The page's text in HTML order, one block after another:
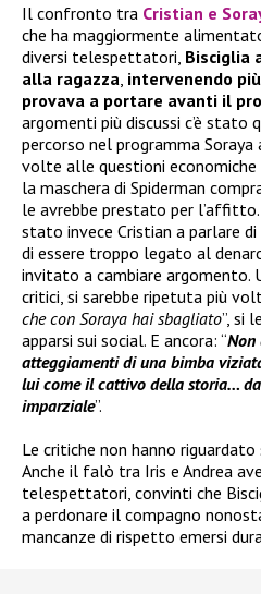
Il confronto tra Cristian e
che ha maggiormente
diversi telespettatori, Bisciglia
alla ragazza intervenendo
provava a portare avanti il
argomenti più discussi c’è
percorso nel programma
volte alle questioni economiche
la maschera di Spiderman
le avrebbe prestato per
stato invece Cristian a parlare
di essere troppo legato al
invitato a cambiare argomento.
critici, si sarebbe ripetuta più
che con Soraya hai sbagliato”, si
apparsi sui social. E ancora: “Non
atteggiamenti di una bimba
lui come il cattivo della storia…
imparziale”.
Le critiche non hanno
Anche il falò tra Iris e Andrea
telespettatori, convinti che
a perdonare il compagno
mancanze di rispetto emersi